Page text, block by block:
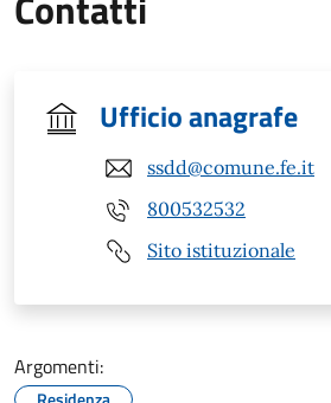
Ufficio anagrafe
ssdd@comune.fe.it
800532532
Sito istituzionale
Argomenti: